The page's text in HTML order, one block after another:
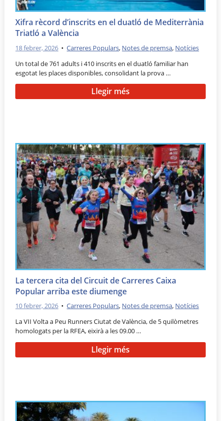
Xifra rècord d’inscrits en el duatló de Mediterrània
Triatló a València
18 febrer, 2026 •Carreres Populars, Notes de premsa, Notícies
Un total de 761 adults i 410 inscrits en el duatló familiar han
esgotat les places disponibles, consolidant la prova …
Llegir més
La tercera cita del Circuit de Carreres Caixa
Popular arriba este diumenge
10 febrer, 2026 •Carreres Populars, Notes de premsa, Notícies
La VII Volta a Peu Runners Ciutat de València, de 5 quilòmetres
homologats per la RFEA, eixirà a les 09.00 …
Llegir més